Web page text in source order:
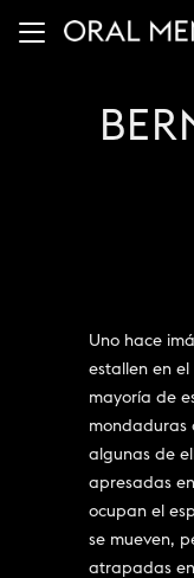
Uno hace
estallen en
mayoría de
mondaduras
algunas de
apresadas
ocupan el
se mueven,
atrapadas